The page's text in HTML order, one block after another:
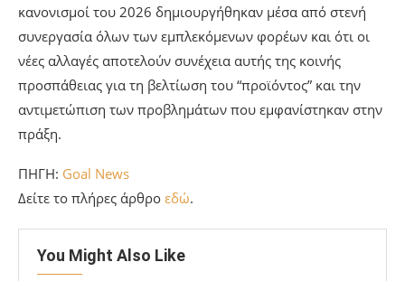
κανονισμοί του 2026 δημιουργήθηκαν μέσα από στενή
συνεργασία όλων των εμπλεκόμενων φορέων και ότι οι
νέες αλλαγές αποτελούν συνέχεια αυτής της κοινής
προσπάθειας για τη βελτίωση του “προϊόντος” και την
αντιμετώπιση των προβλημάτων που εμφανίστηκαν στην
πράξη.
ΠΗΓΗ: Goal News
Δείτε το πλήρες άρθρο εδώ.
You Might Also Like